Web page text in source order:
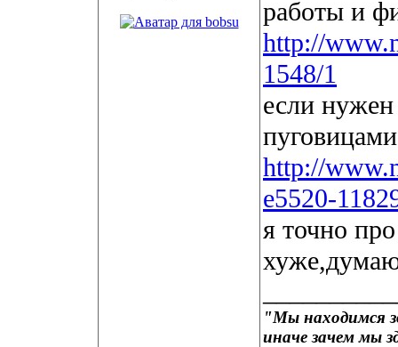
работы и
http://
1548/1
если
http://
e5520-
я точно
"Мы находимся
иначе зачем мы